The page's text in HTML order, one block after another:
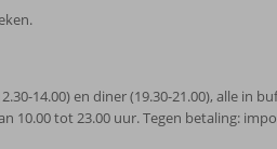
14.00) en diner (19.30-21.00), alle in
10.00 tot 23.00 uur. Tegen betaling: